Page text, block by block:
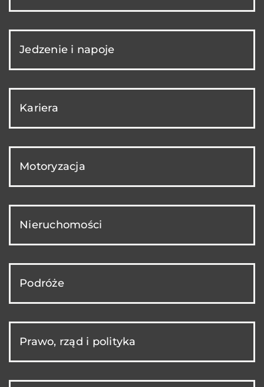
Jedzenie i napoje
Kariera
Motoryzacja
Nieruchomości
Podróże
Prawo, rząd i polityka